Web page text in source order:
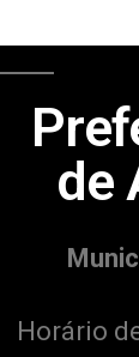
de
Horário